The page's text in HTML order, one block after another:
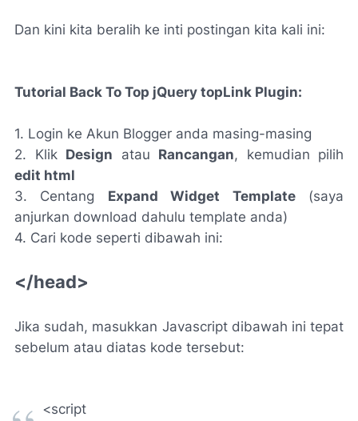
Dan kini kita beralih ke inti postingan kita kali ini:
Tutorial Back To Top jQuery topLink Plugin:
1. Login ke Akun Blogger anda masing-masing
2. Klik Design atau Rancangan, kemudian pilih
edit html
3. Centang Expand Widget Template(saya
anjurkan download dahulu template anda)
4. Cari kode seperti dibawah ini:
</head>
Jika sudah, masukkan Javascript dibawah ini tepat
sebelum atau diatas kode tersebut:
<script